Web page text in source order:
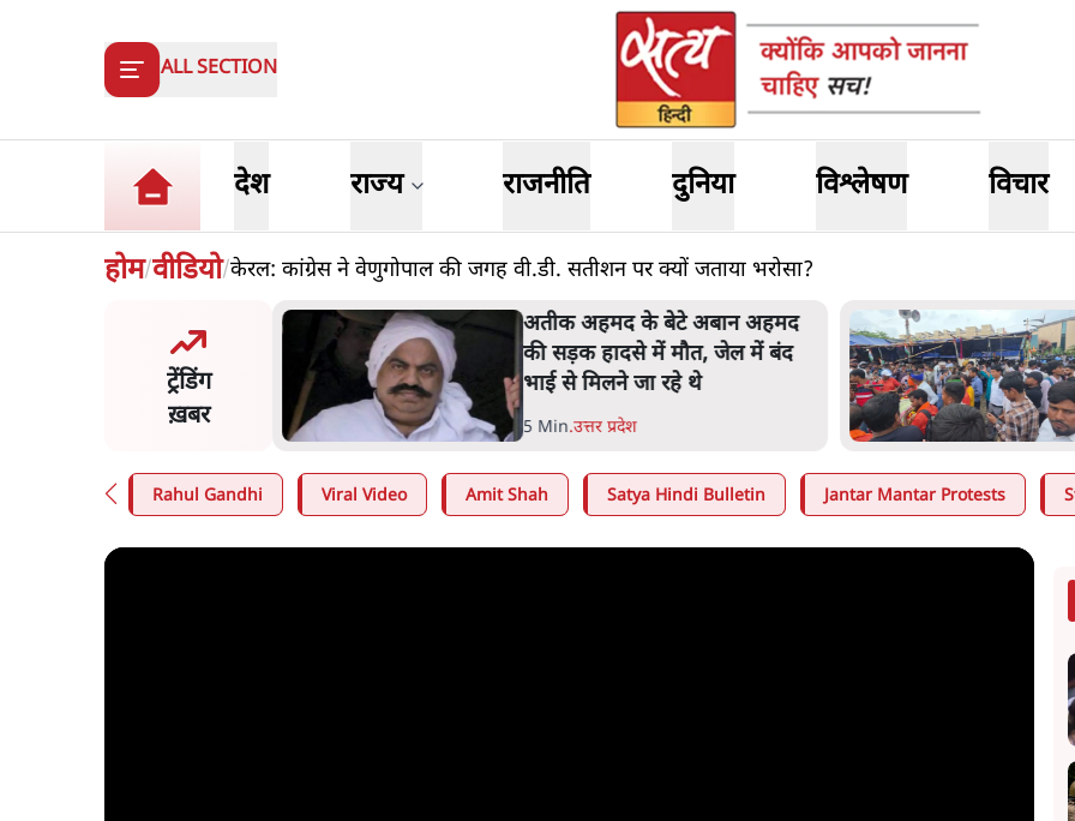
ALL SECTION
देश राज्य राजनीति दुनिया विश्लेषण विचार
होम/वीडियो/केरल: कांग्रेस ने वेणुगोपाल की जगह वी.डी. सतीशन पर क्यों जताया भरोसा?
ट्रेंडिंग
ख़बर
बोले- 'जेन ज़ी पर आँख
आंदोलन देश-विरोधी
अतुल लिमये बोले थे- 'एंटी
अतीक अहमद के बेटे अबान अहमद
की सड़क हादसे में मौत, जेल में बंद
भाई से मिलने जा रहे थे
5 Min.उत्तर प्रदेश
Rahul Gandhi Viral Video Amit Shah Satya Hindi Bulletin Jantar Mantar Protests